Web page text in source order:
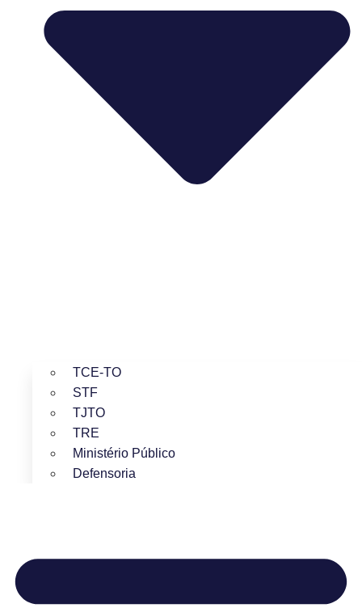
TCE-TO
STF
TJTO
TRE
Ministério Público
Defensoria